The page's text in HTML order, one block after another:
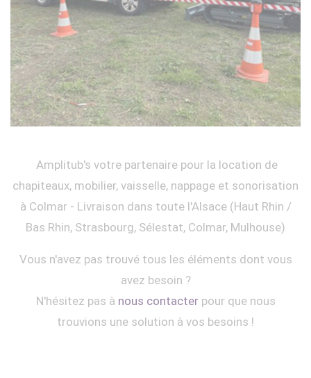
Amplitub's votre partenaire pour la location de
chapiteaux, mobilier, vaisselle, nappage et sonorisation
à Colmar - Livraison dans toute l'Alsace (Haut Rhin /
Bas Rhin, Strasbourg, Sélestat, Colmar, Mulhouse)
Vous n'avez pas trouvé tous les éléments dont vous
avez besoin ?
N'hésitez pas à nous contacterpour que nous
trouvions une solution à vos besoins !